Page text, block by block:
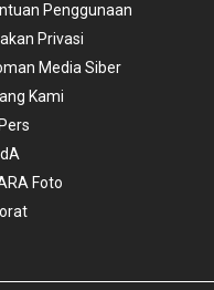
Penggunaan
Privasi
Media Siber
Kami
Foto